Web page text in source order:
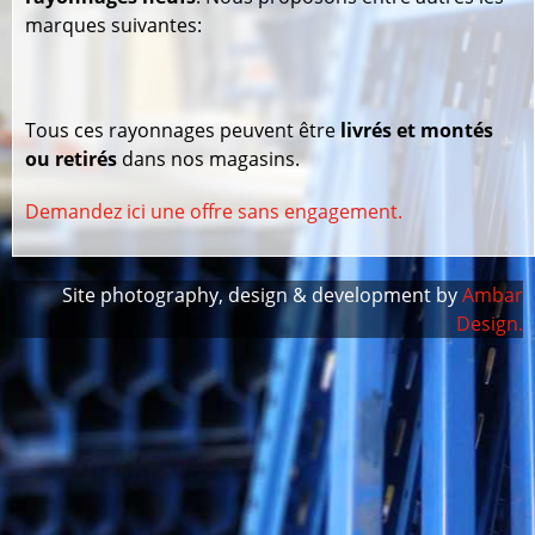
marques suivantes:
Tous ces rayonnages peuvent êtrelivrés et montés
ou retirés dans nos magasins.
Demandez ici une offre sans engagement.
Site photography, design & development byAmbar
Design.